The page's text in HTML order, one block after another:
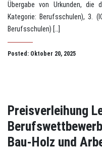
Übergabe von Urkunden, die
Kategorie: Berufsschulen), 3.
Berufsschulen) […]
Posted: Oktober 20, 2025
Preisverleihung
Bau-Holz und